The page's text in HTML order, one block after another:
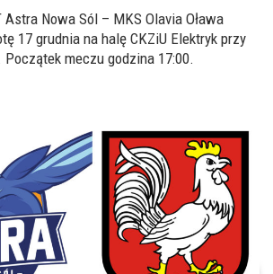
Nowa Sól – MKS Olavia Oława
17 grudnia na halę CKZiU Elektryk przy
meczu godzina 17:00.